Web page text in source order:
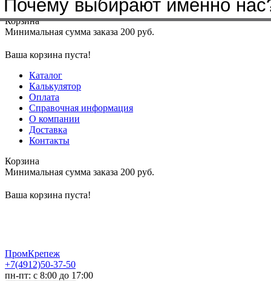
Меню+7(4912)50-37-50sbit@krep62.ru
Корзина
Минимальная сумма заказа 200 руб.
Ваша корзина пуста!
Каталог
Калькулятор
Оплата
Справочная информация
О компании
Доставка
Контакты
Корзина
Минимальная сумма заказа 200 руб.
Ваша корзина пуста!
ПромКрепеж
+7(4912)50-37-50
пн-пт: с 8:00 до 17:00
Почему выбирают именно